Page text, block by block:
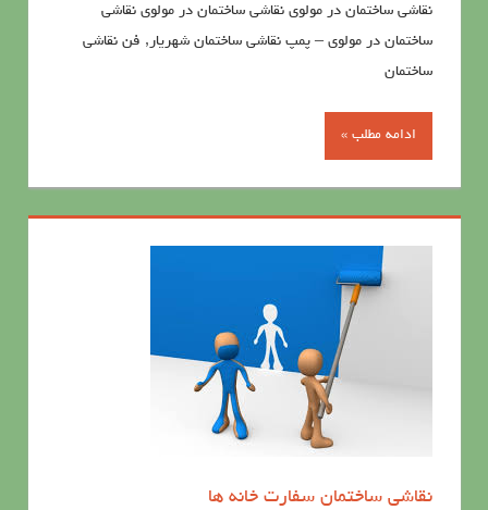
نقاشی ساختمان در مولوی نقاشی ساختمان در مولوی نقاشی
ساختمان در مولوی – پمپ نقاشی ساختمان شهریار, فن نقاشی
ساختمان
ادامه مطلب »
نقاشی ساختمان سفارت خانه ها